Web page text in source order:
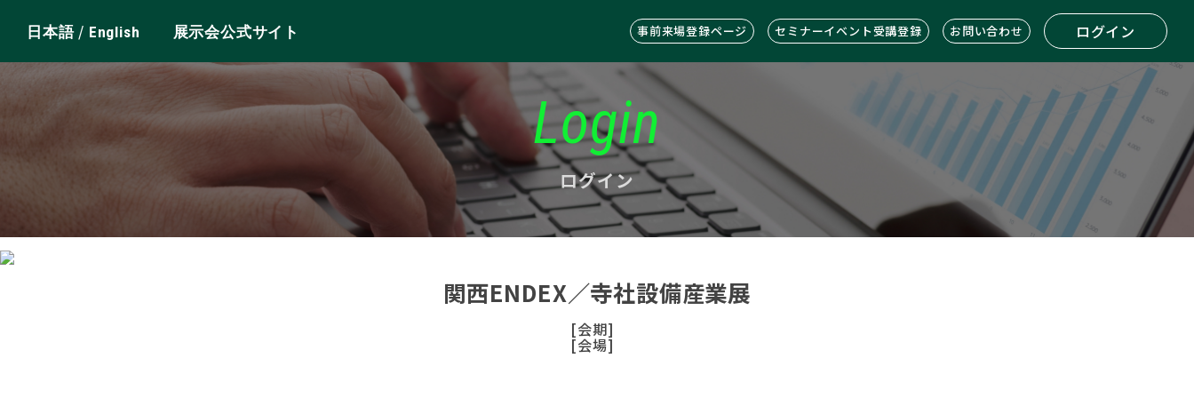
日本語/ English 展示会公式サイト 事前来場登録ページ セミナーイベント受講登録 お問い合わせ ログイン
Login
ログイン
関西ENDEX／寺社設備産業展
[会期]
[会場]